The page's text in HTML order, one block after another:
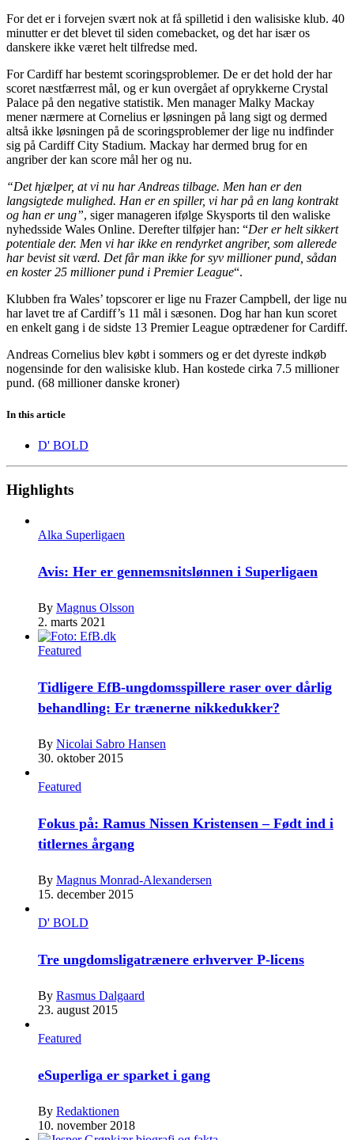
For det er i forvejen svært nok at få spilletid i den walisiske klub. 40
minutter er det blevet til siden comebacket, og det har især os
danskere ikke været helt tilfredse med.
For Cardiff har bestemt scoringsproblemer. De er det hold der har
scoret næstfærrest mål, og er kun overgået af oprykkerne Crystal
Palace på den negative statistik. Men manager Malky Mackay
mener nærmere at Cornelius er løsningen på lang sigt og dermed
altså ikke løsningen på de scoringsproblemer der lige nu indfinder
sig på Cardiff City Stadium. Mackay har dermed brug for en
angriber der kan score mål her og nu.
“Det hjælper, at vi nu har Andreas tilbage. Men han er den
langsigtede mulighed. Han er en spiller, vi har på en lang kontrakt
og han er ung”, siger manageren ifølge Skysports til den waliske
nyhedsside Wales Online. Derefter tilføjer han: “Der er helt sikkert
potentiale der. Men vi har ikke en rendyrket angriber, som allerede
har bevist sit værd. Det får man ikke for syv millioner pund, sådan
en koster 25 millioner pund i Premier League“.
Klubben fra Wales’ topscorer er lige nu Frazer Campbell, der lige nu
har lavet tre af Cardiff’s 11 mål i sæsonen. Dog har han kun scoret
en enkelt gang i de sidste 13 Premier League optrædener for Cardiff.
Andreas Cornelius blev købt i sommers og er det dyreste indkøb
nogensinde for den walisiske klub. Han kostede cirka 7.5 millioner
pund. (68 millioner danske kroner)
In this article
D' BOLD
Highlights
Alka Superligaen
Avis: Her er gennemsnitslønnen i Superligaen
By Magnus Olsson
2. marts 2021
Featured
Tidligere EfB-ungdomsspillere raser over dårlig
behandling: Er trænerne nikkedukker?
By Nicolai Sabro Hansen
30. oktober 2015
Featured
Fokus på: Ramus Nissen Kristensen – Født ind i
titlernes årgang
By Magnus Monrad-Alexandersen
15. december 2015
D' BOLD
Tre ungdomsligatrænere erhverver P-licens
By Rasmus Dalgaard
23. august 2015
Featured
eSuperliga er sparket i gang
By Redaktionen
10. november 2018